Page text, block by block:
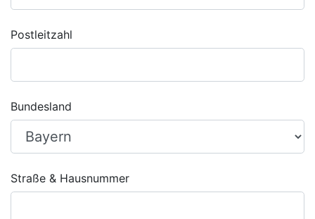
Postleitzahl
Bundesland
Straße & Hausnummer